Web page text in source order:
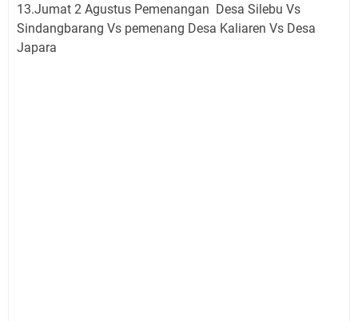
13.Jumat 2 Agustus Pemenangan Desa Silebu Vs
Sindangbarang Vs pemenang Desa Kaliaren Vs Desa
Japara